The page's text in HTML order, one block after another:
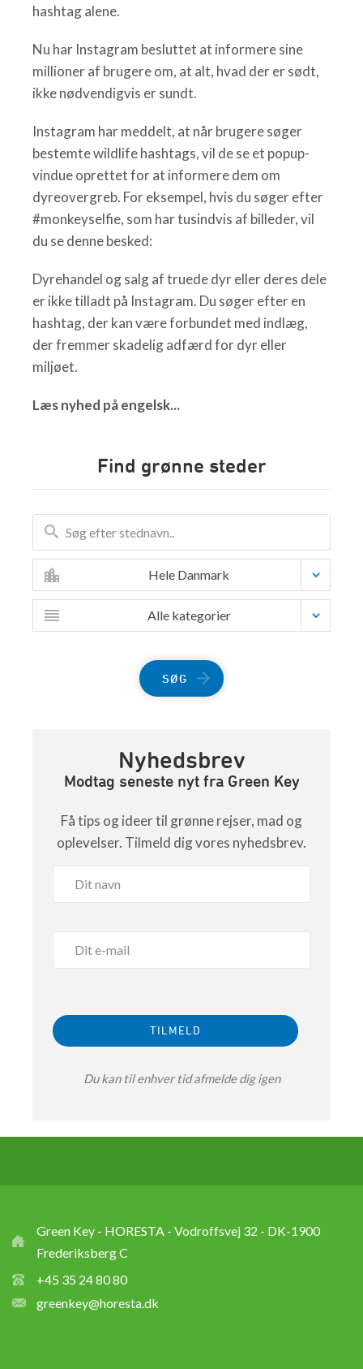
hashtag alene.
Nu har Instagram besluttet at informere sine
millioner af brugere om, at alt, hvad der er sødt,
ikke nødvendigvis er sundt.
Instagram har meddelt, at når brugere søger
bestemte wildlife hashtags, vil de se et popup-
vindue oprettet for at informere dem om
dyreovergreb. For eksempel, hvis du søger efter
#monkeyselfie, som har tusindvis af billeder, vil
du se denne besked:
Dyrehandel og salg af truede dyr eller deres dele
er ikke tilladt på Instagram. Du søger efter en
hashtag, der kan være forbundet med indlæg,
der fremmer skadelig adfærd for dyr eller
miljøet.
Læs nyhed på engelsk...
Find grønne steder
Hele Danmark
Alle kategorier
SØG
Nyhedsbrev
Modtag seneste nyt fra Green Key
Få tips og ideer til grønne rejser, mad og
oplevelser. Tilmeld dig vores nyhedsbrev.
Du kan til enhver tid afmelde dig igen
Green Key - HORESTA - Vodroffsvej 32 - DK-1900
Frederiksberg C
+45 35 24 80 80
greenkey@horesta.dk